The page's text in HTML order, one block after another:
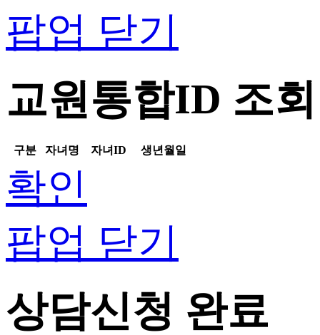
팝업 닫기
교원통합ID 조회
구분 자녀명 자녀ID 생년월일
확인
팝업 닫기
상담신청 완료